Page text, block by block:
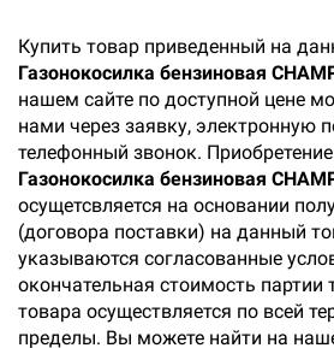
Купить товар приведенный на
Газонокосилка бензиновая
нашем сайте по доступной цене
нами через заявку, электронную
телефонный звонок.
Газонокосилка бензиновая
осущетсвляется на основании
(договора поставки) на данный
указываются согласованные
окончательная стоимость партии
товара осуществляется по всей
пределы. Вы можете найти на